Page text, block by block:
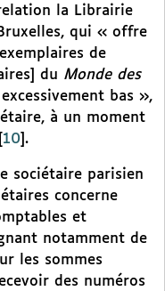
la Librairie
qui « offre
de
du Monde des
bas »,
à un moment
10 .
sociétaire parisien
concerne
et
notamment de
les sommes
des numéros